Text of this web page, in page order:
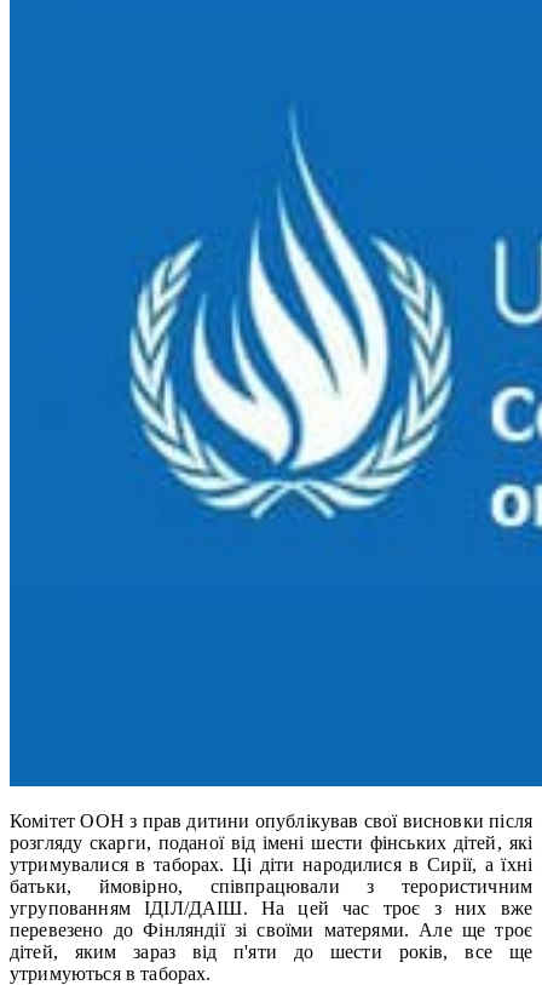
Комітет ООН з прав дитини опублікував свої висновки після
розгляду скарги, поданої від імені шести фінських дітей, які
утримувалися в таборах. Ці діти народилися в Сирії, а їхні
батьки, ймовірно, співпрацювали з терористичним
угрупованням ІДІЛ/ДАІШ. На цей час троє з них вже
перевезено до Фінляндії зі своїми матерями. Але ще троє
дітей, яким зараз від п'яти до шести років, все ще
утримуються в таборах.